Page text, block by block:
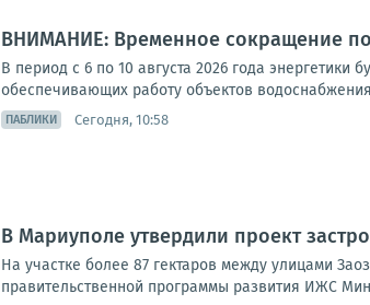
ВНИМАНИЕ: Временное сокращение
В период с 6 по 10 августа 2026 года энергетики
обеспечивающих работу объектов
ПАБЛИКИ Сегодня, 10:58
В Мариуполе утвердили проект
На участке более 87 гектаров между улицами
правительственной программы развития ИЖС